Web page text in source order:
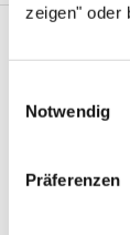
zeigen" oder
Notwendig
Präferenzen